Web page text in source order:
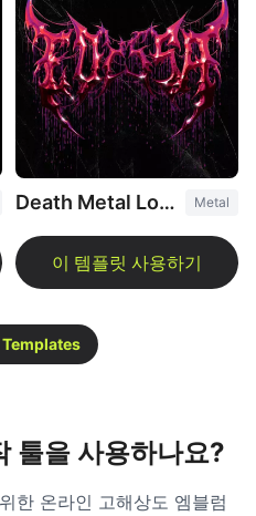
Death Metal Logo Generator Metal
툴을 사용하나요?
한 온라인 고해상도 엠블럼